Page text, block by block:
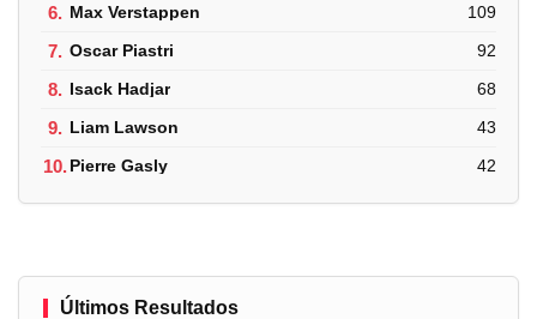
6. Max Verstappen 109
7. Oscar Piastri 92
8. Isack Hadjar 68
9. Liam Lawson 43
10.Pierre Gasly 42
Últimos Resultados